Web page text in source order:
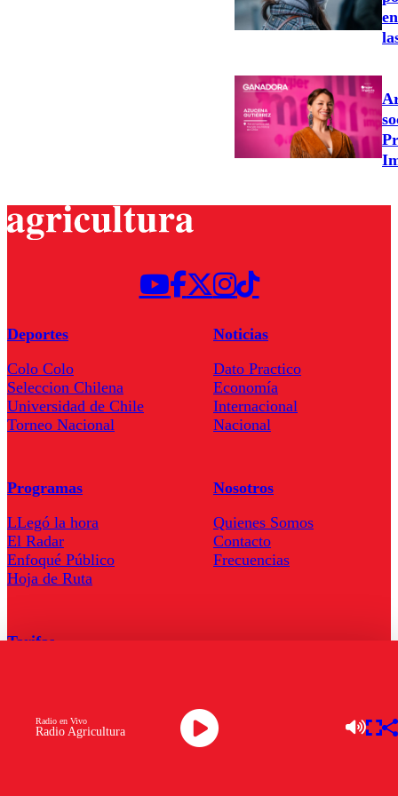
Radio Agricultura
Radio en Vivo
Deportes
Colo Colo
Seleccion Chilena
Universidad de Chile
Torneo Nacional
Noticias
Dato Practico
Economía
Internacional
Nacional
Programas
LLegó la hora
El Radar
Enfoqué Público
Hoja de Ruta
Nosotros
Quienes Somos
Contacto
Frecuencias
Tarifas